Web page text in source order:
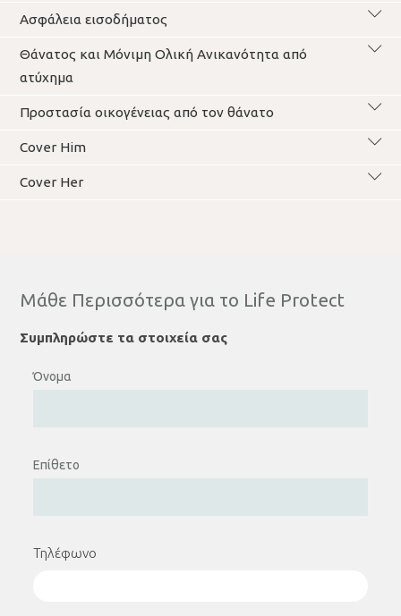
Ασφάλεια εισοδήματος
Θάνατος και Μόνιμη Ολική Ανικανότητα από
ατύχημα
Προστασία οικογένειας από τον θάνατο
Cover Him
Cover Her
Μάθε Περισσότερα για το Life Protect
Συμπληρώστε τα στοιχεία σας
Όνομα
Επίθετο
Τηλέφωνο